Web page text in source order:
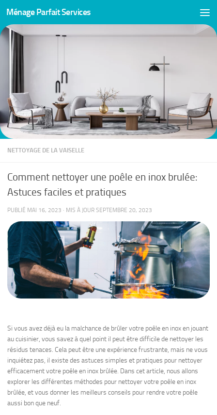
Skip to content
Ménage Parfait Services
NETTOYAGE DE LA VAISELLE
Comment nettoyer une poêle en inox brulée:
Astuces faciles et pratiques
PUBLIÉ MAI 16, 2023 · MIS À JOUR SEPTEMBRE 20, 2023
Si vous avez déjà eu la malchance de brûler votre poêle en inox en jouant
au cuisinier, vous savez à quel point il peut être difficile de nettoyer les
résidus tenaces. Cela peut être une expérience frustrante, mais ne vous
inquiétez pas, il existe des astuces simples et pratiques pour nettoyer
efficacement votre poêle en inox brûlée. Dans cet article, nous allons
explorer les différentes méthodes pour nettoyer votre poêle en inox
brûlée, et vous donner les meilleurs conseils pour rendre votre poêle
aussi bon que neuf.